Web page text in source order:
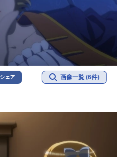
シェア 画像一覧 (6件)